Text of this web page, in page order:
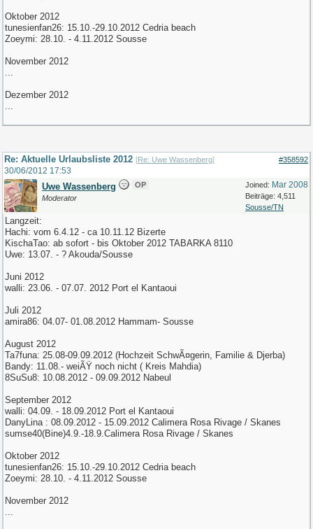
Oktober 2012
tunesienfan26: 15.10.-29.10.2012 Cedria beach
Zoeymi: 28.10. - 4.11.2012 Sousse
November 2012
...
Dezember 2012
...
Re: Aktuelle Urlaubsliste 2012 [Re: Uwe Wassenberg] #358592
30/06/2012 17:53
Joined: Mar 2008
Beiträge: 4,511
Sousse/TN
Uwe Wassenberg
OP
Moderator
Langzeit:
Hachi: vom 6.4.12 - ca 10.11.12 Bizerte
KischaTao: ab sofort - bis Oktober 2012 TABARKA 8110
Uwe: 13.07. - ? Akouda/Sousse
Juni 2012
walli: 23.06. - 07.07. 2012 Port el Kantaoui
Juli 2012
amira86: 04.07- 01.08.2012 Hammam- Sousse
August 2012
Ta7funa: 25.08-09.09.2012 (Hochzeit SchwÃ¤gerin, Familie & Djerba)
Bandy: 11.08.- weiÃŸ noch nicht ( Kreis Mahdia)
8SuSu8: 10.08.2012 - 09.09.2012 Nabeul
September 2012
walli: 04.09. - 18.09.2012 Port el Kantaoui
DanyLina : 08.09.2012 - 15.09.2012 Calimera Rosa Rivage / Skanes
sumse40(Bine)4.9.-18.9.Calimera Rosa Rivage / Skanes
Oktober 2012
tunesienfan26: 15.10.-29.10.2012 Cedria beach
Zoeymi: 28.10. - 4.11.2012 Sousse
November 2012
...